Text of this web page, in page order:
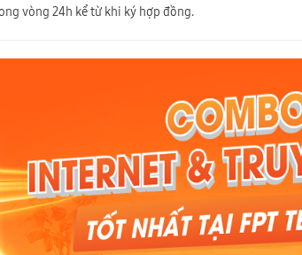
vòng 24h kể từ khi ký hợp đồng.